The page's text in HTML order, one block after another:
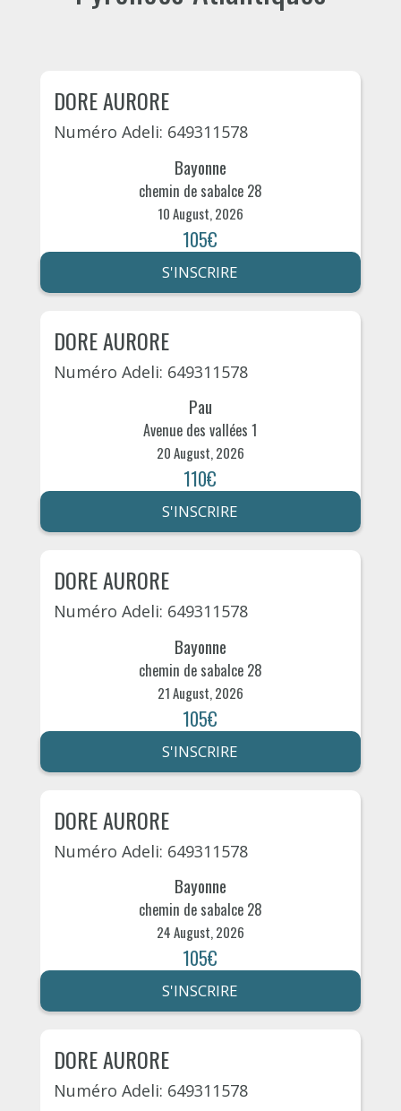
DORE AURORE
Numéro Adeli: 649311578
Bayonne
chemin de sabalce 28
10 August, 2026
105€
S'INSCRIRE
DORE AURORE
Numéro Adeli: 649311578
Pau
Avenue des vallées 1
20 August, 2026
110€
S'INSCRIRE
DORE AURORE
Numéro Adeli: 649311578
Bayonne
chemin de sabalce 28
21 August, 2026
105€
S'INSCRIRE
DORE AURORE
Numéro Adeli: 649311578
Bayonne
chemin de sabalce 28
24 August, 2026
105€
S'INSCRIRE
DORE AURORE
Numéro Adeli: 649311578